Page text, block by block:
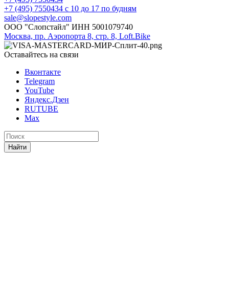
+7 (495) 7550434 с 10 до 17 по будням
sale@slopestyle.com
ООО "Слопстайл" ИНН 5001079740
Москва, пр. Аэропорта 8, стр. 8, Loft.Bike
Оставайтесь на связи
Вконтакте
Telegram
YouTube
Яндекс.Дзен
RUTUBE
Max
Найти